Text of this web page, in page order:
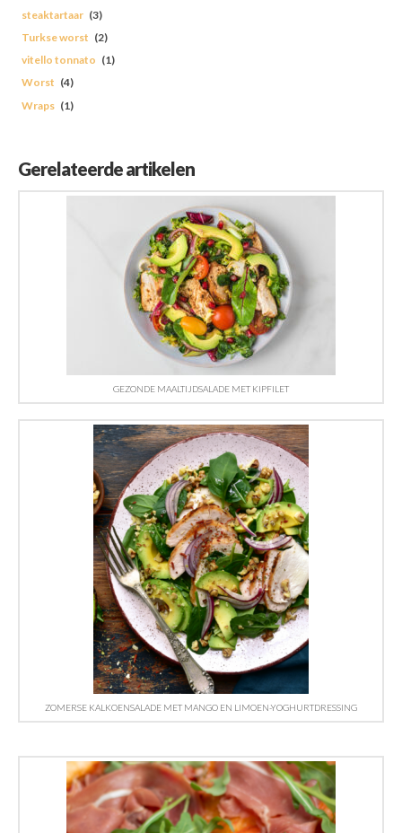
steaktartaar (3)
Turkse worst (2)
vitello tonnato (1)
Worst (4)
Wraps (1)
Gerelateerde artikelen
GEZONDE MAALTIJDSALADE MET KIPFILET
ZOMERSE KALKOENSALADE MET MANGO EN LIMOEN-YOGHURTDRESSING